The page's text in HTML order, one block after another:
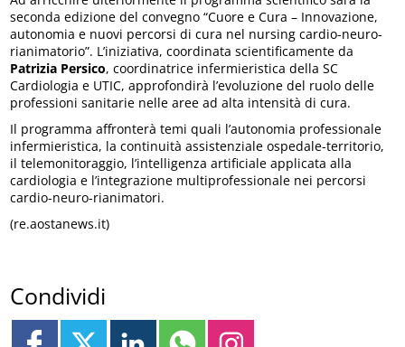
seconda edizione del convegno “Cuore e Cura – Innovazione,
autonomia e nuovi percorsi di cura nel nursing cardio-neuro-
rianimatorio”. L’iniziativa, coordinata scientificamente da
Patrizia Persico, coordinatrice infermieristica della SC
Cardiologia e UTIC, approfondirà l’evoluzione del ruolo delle
professioni sanitarie nelle aree ad alta intensità di cura.
Il programma affronterà temi quali l’autonomia professionale
infermieristica, la continuità assistenziale ospedale-territorio,
il telemonitoraggio, l’intelligenza artificiale applicata alla
cardiologia e l’integrazione multiprofessionale nei percorsi
cardio-neuro-rianimatori.
(re.aostanews.it)
Condividi